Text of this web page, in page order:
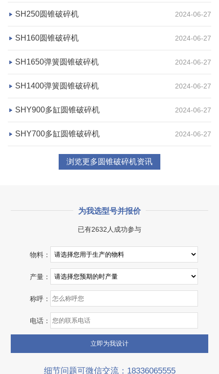
SH250圆锥破碎机 2024-06-27
SH160圆锥破碎机 2024-06-27
SH1650弹簧圆锥破碎机 2024-06-27
SH1400弹簧圆锥破碎机 2024-06-27
SHY900多缸圆锥破碎机 2024-06-27
SHY700多缸圆锥破碎机 2024-06-27
浏览更多圆锥破碎机资讯
为我选型号并报价
已有2632人成功参与
物料：
产量：
称呼：
电话：
细节问题可微信交流：18336065555